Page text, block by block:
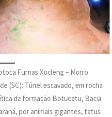
Furnas Xocleng – Morro
(SC): Túnel escavado, em rocha
da formação Botucatu, Bacia
por animais gigantes, tatus